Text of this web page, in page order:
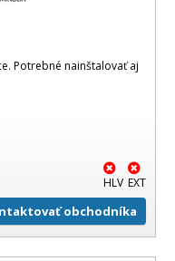
Potrebné nainštalovať aj
HLV EXT
obchodníka